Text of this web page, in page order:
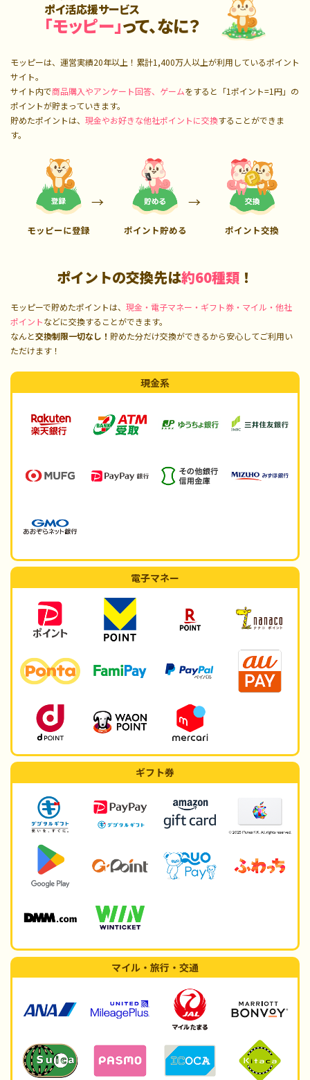
ポイ活応援サービス
「モッピー」って、なに？
モッピーは、運営実績20年以上！累計1,400万人以上が利用しているポイント
サイト。
サイト内で商品購入やアンケート回答、ゲームをすると「1ポイント=1円」の
ポイントが貯まっていきます。
貯めたポイントは、 現金やお好きな他社ポイントに交換することができま
す。
モッピーに登録 ポイント貯める ポイント交換
ポイントの交換先は約60種類 ！
モッピーで貯めたポイントは、 現金・電子マネー・ギフト券・マイル・他社
ポイントなどに交換することができます。
なんと交換制限一切なし！ 貯めた分だけ交換ができるから安心してご利用い
ただけます！
現金系
電子マネー
ギフト券
マイル・旅行・交通